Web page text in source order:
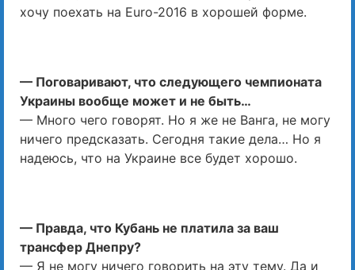
хочу поехать на Euro-2016 в хорошей форме.
— Поговаривают, что следующего чемпионата
Украины вообще может и не быть…
— Много чего говорят. Но я же не Ванга, не могу
ничего предсказать. Сегодня такие дела… Но я
надеюсь, что на Украине все будет хорошо.
— Правда, что Кубань не платила за ваш
трансфер Днепру?
— Я не могу ничего говорить на эту тему. Да и